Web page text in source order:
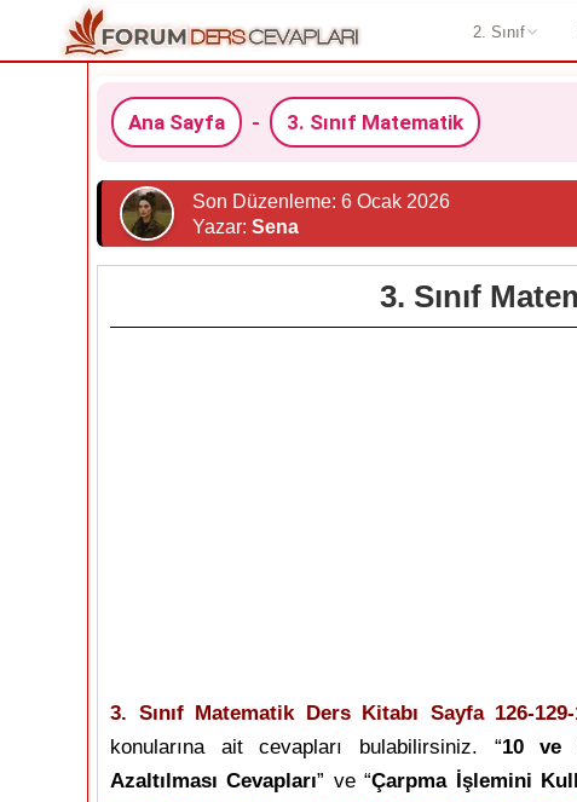
2. Sınıf
Ana Sayfa - 3. Sınıf Matematik
Son Düzenleme: 6 Ocak 2026
Yazar: Sena
3. Sınıf
3. Sınıf Matematik Ders Kitabı Sayfa 126-129-
konularına ait cevapları bulabilirsiniz. “10 ve
Azaltılması Cevapları” ve “Çarpma İşlemini